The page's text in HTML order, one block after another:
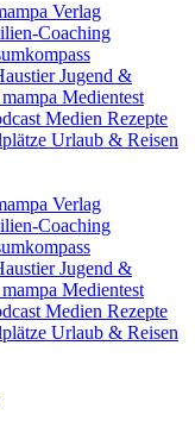
Verlag
Coaching
Jugend &
mampa Medientest
Medien Rezepte
Urlaub & Reisen
Verlag
Coaching
Jugend &
mampa Medientest
Medien Rezepte
Urlaub & Reisen